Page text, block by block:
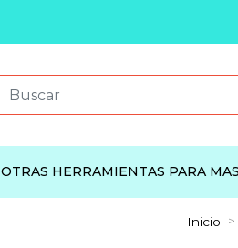
OTRAS HERRAMIENTAS PARA
Inicio